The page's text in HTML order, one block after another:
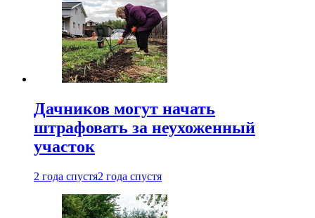
Дачников могут начать
штрафовать за неухоженный
участок
2 года спустя2 года спустя